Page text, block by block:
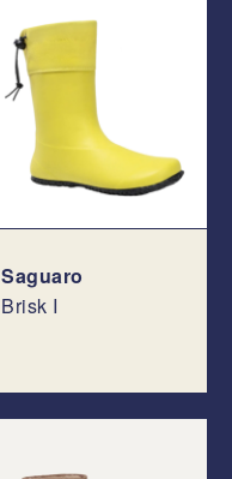
Saguaro
Brisk I